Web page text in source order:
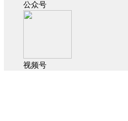
公众号
视频号